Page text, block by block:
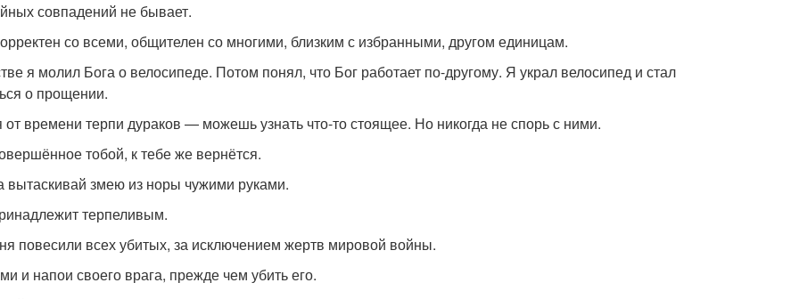
совпадений не бывает.
со всеми, общителен со многими, близким с избранными, другом единицам.
я молил Бога о велосипеде. Потом понял, что Бог работает по-другому. Я украл велосипед и стал
о прощении.
времени терпи дураков — можешь узнать что-то стоящее. Но никогда не спорь с ними.
тобой, к тебе же вернётся.
вытаскивай змею из норы чужими руками.
терпеливым.
повесили всех убитых, за исключением жертв мировой войны.
и напои своего врага, прежде чем убить его.